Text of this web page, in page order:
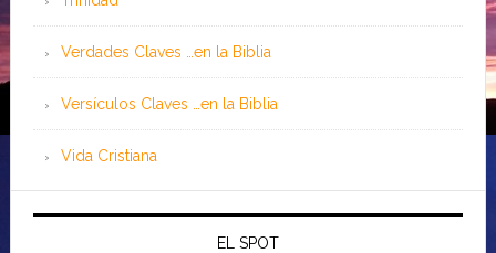
Verdades Claves …en la Biblia
Versículos Claves …en la Biblia
Vida Cristiana
EL SPOT